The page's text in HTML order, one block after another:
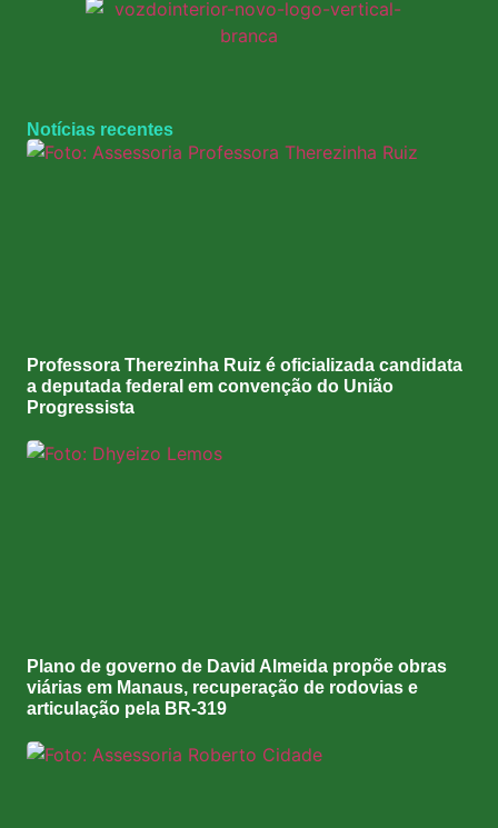
Notícias recentes
Professora Therezinha Ruiz é oficializada candidata
a deputada federal em convenção do União
Progressista
Plano de governo de David Almeida propõe obras
viárias em Manaus, recuperação de rodovias e
articulação pela BR-319